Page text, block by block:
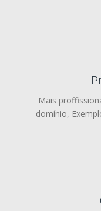
Mais
domínio,